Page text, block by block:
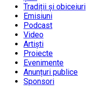
Tradiții și obiceiuri
Emisiuni
Podcast
Video
Artiști
Proiecte
Evenimente
Anunțuri publice
Sponsori